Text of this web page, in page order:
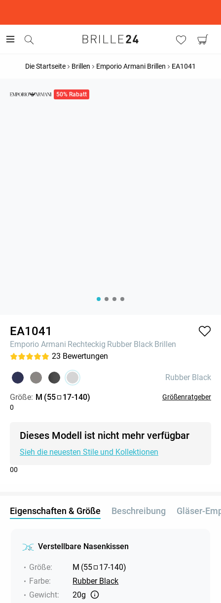
Die Startseite Brillen Emporio Armani Brillen EA1041
50% Rabatt
EA1041
Emporio Armani Rechteckig Rubber Black Brillen
23 Bewertungen
Rubber Black
Größe: M (55 17-140)
Größenratgeber
0
Dieses Modell ist nicht mehr verfügbar
Sieh die neuesten Stile und Kollektionen
00
Eigenschaften & Größe Beschreibung Gläser-
Verstellbare Nasenkissen
Größe: M (55 17-140)
Farbe:
Rubber Black
Gewicht:
20g